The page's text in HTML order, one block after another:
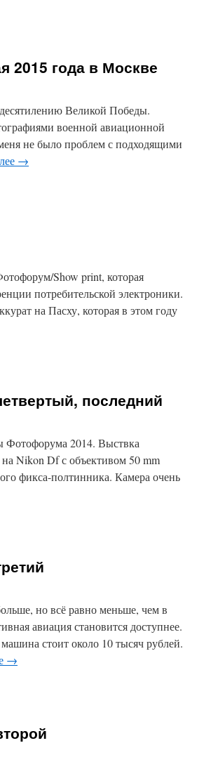
2015 года в Москве
Великой Победы.
военной авиационной
не было проблем с подходящими
→
Show print, которая
потребительской электроники.
на Пасху, которая в этом году
последний
Фотофорума 2014. Выствка
Nikon Df с объективом 50 mm
фикса-полтинника. Камера очень
но всё равно меньше, чем в
авиация становится доступнее.
стоит около 10 тысяч рублей.
→